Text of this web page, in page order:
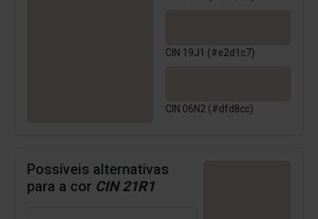
CIN 19J1 (#e2d1c7)
CIN 06N2 (#dfd8cc)
Possíveis alternativas
para a cor CIN 21R1